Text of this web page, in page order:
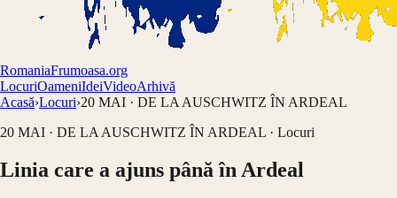
RomaniaFrumoasa.org
LocuriOameniIdeiVideoArhivă
Acasă›Locuri›20 MAI · DE LA AUSCHWITZ ÎN ARDEAL
20 MAI · DE LA AUSCHWITZ ÎN ARDEAL · Locuri
Linia care a ajuns până în Ardeal